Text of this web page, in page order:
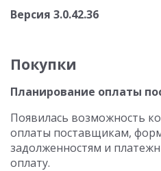
Версия 3.0.42.36
Покупки
Планирование оплаты
Появилась возможность
оплаты поставщикам,
задолженностям и
оплату.